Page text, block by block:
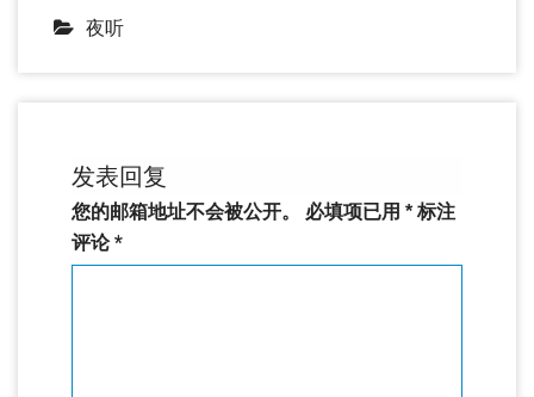
夜听
发表回复
您的邮箱地址不会被公开。 必填项已用 * 标注
评论*